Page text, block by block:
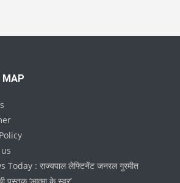
MAP
Today : राज्यपाल लेफ्टिनेंट जनरल गुरमीत